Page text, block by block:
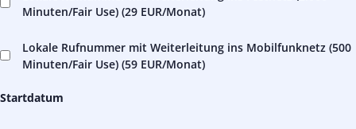
Minuten/Fair Use) (29 EUR/Monat)
Lokale Rufnummer mit Weiterleitung ins Mobilfunknetz (500
Minuten/Fair Use) (59 EUR/Monat)
Startdatum